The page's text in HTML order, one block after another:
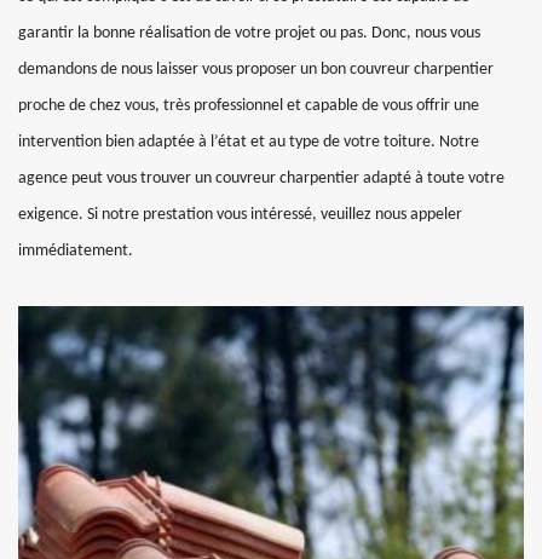
garantir la bonne réalisation de votre projet ou pas. Donc, nous vous
demandons de nous laisser vous proposer un bon couvreur charpentier
proche de chez vous, très professionnel et capable de vous offrir une
intervention bien adaptée à l’état et au type de votre toiture. Notre
agence peut vous trouver un couvreur charpentier adapté à toute votre
exigence. Si notre prestation vous intéressé, veuillez nous appeler
immédiatement.